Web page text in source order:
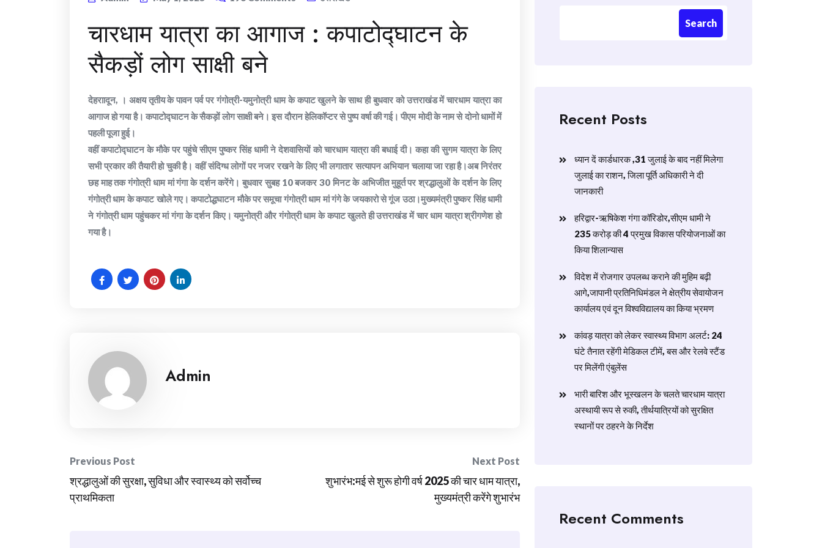
चारधाम यात्रा का आगाज : कपाटोद्घाटन के
सैकड़ों लोग साक्षी बने
देहराादून, । अक्षय तृतीय के पावन पर्व पर गंगोत्री-यमुनोत्री धाम के कपाट खुलने के साथ ही बुधवार को उत्तराखंड में चारधाम यात्रा का
आगाज हो गया है। कपाटोद्घाटन के सैकड़ों लोग साक्षी बने। इस दौरान हेलिकॉप्टर से पुष्प वर्षा की गई। पीएम मोदी के नाम से दोनो धामों में
पहली पूजा हुई।
वहीं कपाटोद्घाटन के मौके पर पहुंचे सीएम पुष्कर सिंह धामी ने देशवासियों को चारधाम यात्रा की बधाई दी। कहा की सुगम यात्रा के लिए
सभी प्रकार की तैयारी हो चुकी है। वहीं संदिग्ध लोगों पर नजर रखने के लिए भी लगातार सत्यापन अभियान चलाया जा रहा है।अब निरंतर
छह माह तक गंगोत्री धाम मां गंगा के दर्शन करेंगे। बुधवार सुबह 10 बजकर 30 मिनट के अभिजीत मुहूर्त पर श्रद्धालुओं के दर्शन के लिए
गंगोत्री धाम के कपाट खोले गए। कपाटोद्धघाटन मौके पर समूचा गंगोत्री धाम मां गंगे के जयकारो से गूंज उठा।मुख्यमंत्री पुष्कर सिंह धामी
ने गंगोत्री धाम पहुंचकर मां गंगा के दर्शन किए। यमुनोत्री और गंगोत्री धाम के कपाट खुलते ही उत्तराखंड में चार धाम यात्रा श्रीगणेश हो
गया है।
Admin
Post
navigation
Previous Post
श्रद्धालुओं की सुरक्षा, सुविधा और स्वास्थ्य को सर्वोच्च
प्राथमिकता
Next Post
शुभारंभ:मई से शुरू होगी वर्ष 2025 की चार धाम यात्रा,
मुख्यमंत्री करेंगे शुभारंभ
Search
Recent Posts
ध्यान दें कार्डधारक ,31 जुलाई के बाद नहीं मिलेगा
जुलाई का राशन, जिला पूर्ति अधिकारी ने दी
जानकारी
हरिद्वार-ऋषिकेश गंगा कॉरिडोर,सीएम धामी ने
235 करोड़ की 4 प्रमुख विकास परियोजनाओं का
किया शिलान्यास
विदेश में रोजगार उपलब्ध कराने की मुहिम बढ़ी
आगे,जापानी प्रतिनिधिमंडल ने क्षेत्रीय सेवायोजन
कार्यालय एवं दून विश्वविद्यालय का किया भ्रमण
​कांवड़ यात्रा को लेकर स्वास्थ्य विभाग अलर्ट: 24
घंटे तैनात रहेंगी मेडिकल टीमें, बस और रेलवे स्टैंड
पर मिलेंगी एंबुलेंस
​भारी बारिश और भूस्खलन के चलते चारधाम यात्रा
अस्थायी रूप से रुकी, तीर्थयात्रियों को सुरक्षित
स्थानों पर ठहरने के निर्देश
Recent Comments